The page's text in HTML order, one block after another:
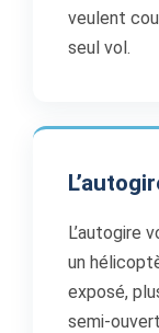
veulent
seul vol.
L’autogire
un
exposé,
semi-